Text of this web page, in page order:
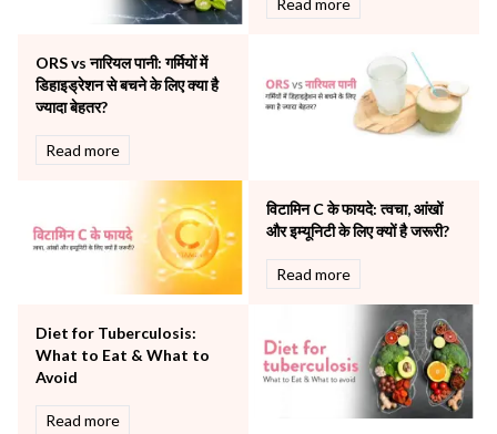
Obstetrics
Other Services
Pulmonology
Rheumatology
Robotic Precision
Surgery
The Breast Centre
The Oncology Centre
Urology
Women Wellness
ORS vs नारियल पानी: गर्मियों में
डिहाइड्रेशन से बचने के लिए क्या है
ज्यादा बेहतर?
Read more
विटामिन C के फायदे: त्वचा, आंखों
और इम्यूनिटी के लिए क्यों है जरूरी?
Read more
Diet for Tuberculosis:
What to Eat & What to
Avoid
Read more